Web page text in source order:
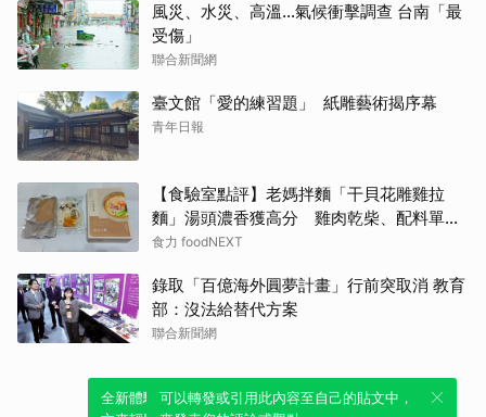
風災、水災、高溫…氣候衝擊調查 台南「最
受傷」
聯合新聞網
臺文館「愛的練習題」 紙雕藝術揭序幕
青年日報
【食驗室點評】老媽拌麵「干貝花雕雞拉
麵」湯頭濃香獲高分 雞肉乾柴、配料單調
成扣分點
食力 foodNEXT
錄取「百億海外圓夢計畫」行前突取消 教育
部：沒法給替代方案
聯合新聞網
全新體驗！一鍵引用此內容，透過發布貼
可以轉發或引用此內容至自己的貼文中，